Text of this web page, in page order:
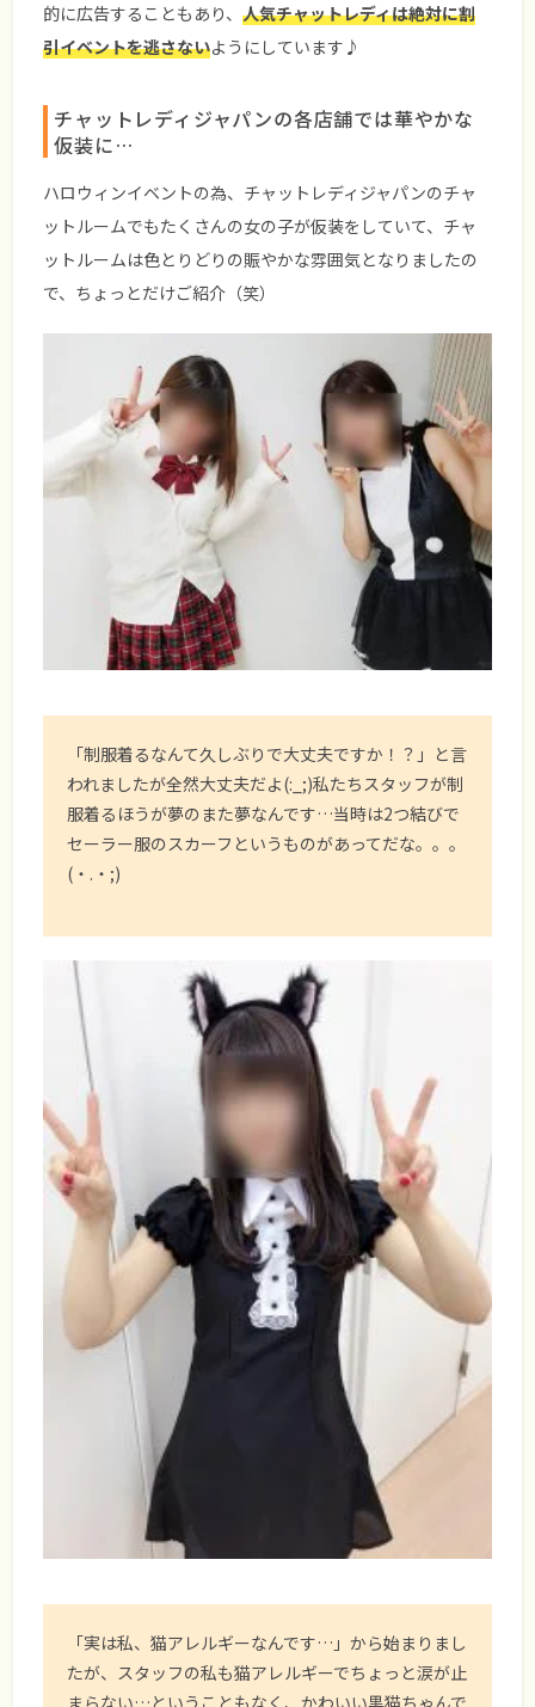
的に広告することもあり、人気チャットレディは絶対に割
引イベントを逃さないようにしています♪
チャットレディジャパンの各店舗では華やかな
仮装に…
ハロウィンイベントの為、チャットレディジャパンのチャ
ットルームでもたくさんの女の子が仮装をしていて、チャ
ットルームは色とりどりの賑やかな雰囲気となりましたの
で、ちょっとだけご紹介（笑）
「制服着るなんて久しぶりで大丈夫ですか！？」と言
われましたが全然大丈夫だよ(:_;)私たちスタッフが制
服着るほうが夢のまた夢なんです…当時は2つ結びで
セーラー服のスカーフというものがあってだな。。。
(・.・;)
「実は私、猫アレルギーなんです…」から始まりまし
たが、スタッフの私も猫アレルギーでちょっと涙が止
まらない…ということもなく、かわいい黒猫ちゃんで